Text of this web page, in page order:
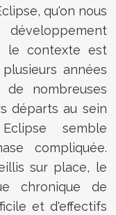
qu'on nous
le contexte est
années
nombreuses
départs au sein
semble
compliquée.
sur place, le
chronique de
et d'effectifs